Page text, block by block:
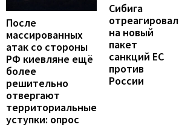
После
массированных
атак со стороны
РФ киевляне ещё
более
решительно
отвергают
территориальные
уступки: опрос
Сибига
отреагировал
на новый
пакет
санкций ЕС
против
России